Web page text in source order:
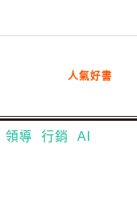
人氣好書
領導 行銷 AI